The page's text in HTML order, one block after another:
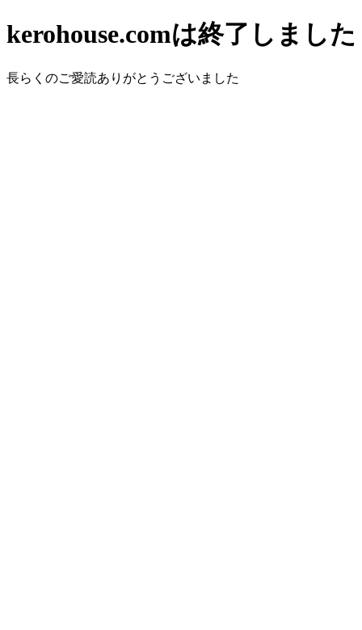
kerohouse.comは終了しました
長らくのご愛読ありがとうございました